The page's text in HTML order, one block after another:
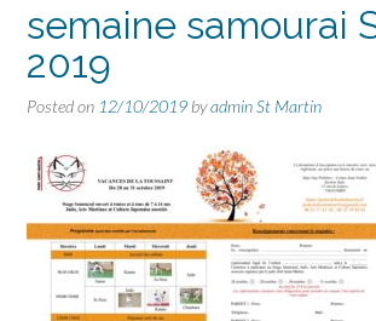
semaine samourai
2019
Posted on 12/10/2019 byadmin St Martin